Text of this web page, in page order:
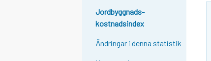
Jordbyggnads-
kostnadsindex
Ändringar i denna statistik